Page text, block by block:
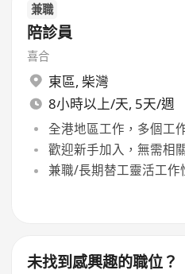
兼職
陪診員
喜合
東區, 柴灣
8小時以上/天, 5天/週
全港地區工作，多個工
歡迎新手加入，無需相
兼職/長期替工靈活工作
未找到感興趣的職位？